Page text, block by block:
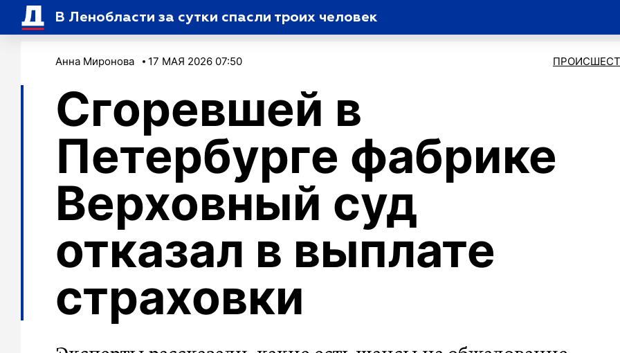
В Ленобласти за сутки спасли троих человек
Анна Миронова 17 МАЯ 2026 07:50
Сгоревшей в
Петербурге фабрике
Верховный суд
отказал в выплате
страховки